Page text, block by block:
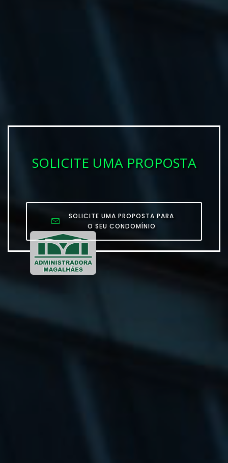
SOLICITE UMA PROPOSTA
SOLICITE UMA PROPOSTA PARA
O SEU CONDOMÍNIO